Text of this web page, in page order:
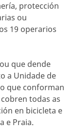
protección
ou
19 operarios
que dende
a Unidade de
que conforman
todas as
en bicicleta e
e Praia.